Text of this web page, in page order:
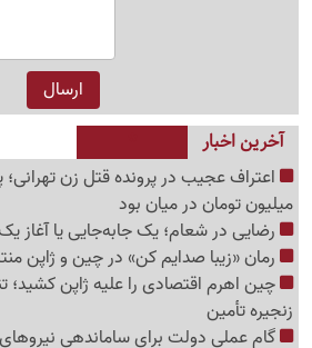
آخرین اخبار
میلیون تومان در میان بود
رضایی در شعام؛ یک جابه‌جایی یا آغاز یک
رمان «زیبا صدایم کن» در چین و ژاپن
چین اهرم اقتصادی را علیه ژاپن
زنجیره تأمین
گام عملی دولت برای ساماندهی